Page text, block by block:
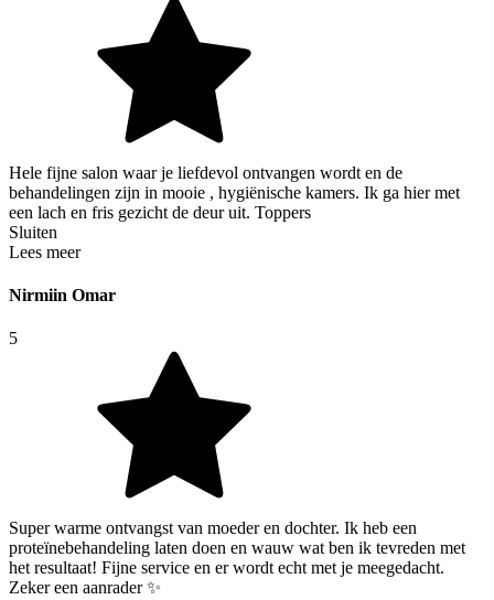
Hele fijne salon waar je liefdevol ontvangen wordt en de
behandelingen zijn in mooie , hygiënische kamers. Ik ga hier met
een lach en fris gezicht de deur uit. Toppers
Sluiten
Lees meer
Nirmiin Omar
5
Super warme ontvangst van moeder en dochter. Ik heb een
proteïnebehandeling laten doen en wauw wat ben ik tevreden met
het resultaat! Fijne service en er wordt echt met je meegedacht.
Zeker een aanrader ✨